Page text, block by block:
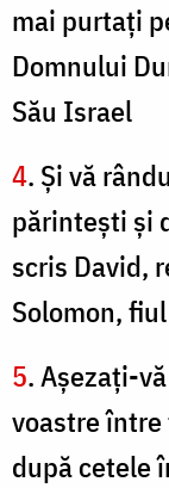
mai purtaţi
Domnului
Său Israel
4. Şi vă
părinteşti şi
scris David,
Solomon,
5. Aşezaţi-
voastre
după cetele